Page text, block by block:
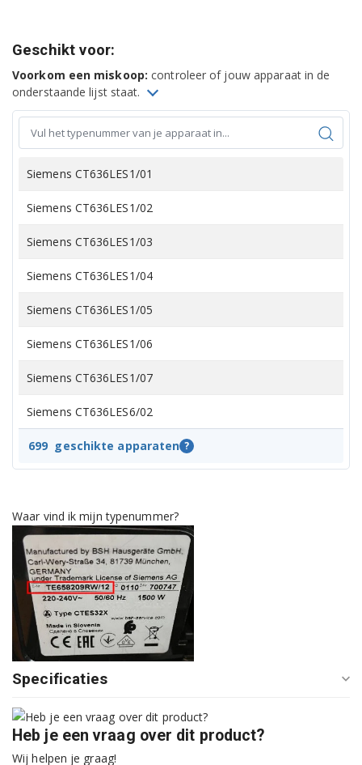
Geschikt voor:
Voorkom een miskoop: controleer of jouw apparaat in de
onderstaande lijst staat.
Siemens CT636LES1/01
Siemens CT636LES1/02
Siemens CT636LES1/03
Siemens CT636LES1/04
Siemens CT636LES1/05
Siemens CT636LES1/06
Siemens CT636LES1/07
Siemens CT636LES6/02
Siemens CT636LES6/03
Siemens CT636LES6/05
Siemens CT636LES6/06
Siemens CT636LES6/07
Siemens CT636LES6W/02
Siemens CT636LES6W/03
Siemens CT636LES6W/04
Siemens CT636LES6W/05
Siemens CT636LEW1/01
699 geschikte apparaten ?
Waar vind ik mijn typenummer?
Specificaties
Heb je een vraag over dit product?
Wij helpen je graag!